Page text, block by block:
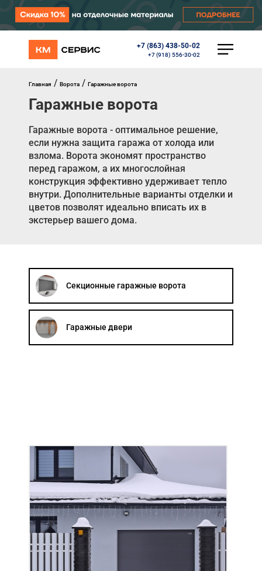
+7 (863) 438-50-02
+7 (918) 556-30-02
КАТАЛОГ
Перегрузочное оборудование
Шлагбаумы
Противопожарные ворота
Противопожарные шторы
Внешняя солнцезащита
Комплектующие
Маркизы
Окна, порталы, двери
Акции
Примеры работ
Ремонт
Отзывы
Контакты
Главная / Ворота / Гаражные ворота
Гаражные ворота
Гаражные ворота - оптимальное решение,
если нужна защита гаража от холода или
взлома. Ворота экономят пространство
перед гаражом, а их многослойная
конструкция эффективно удерживает тепло
внутри. Дополнительные варианты отделки и
цветов позволят идеально вписать их в
экстерьер вашего дома.
Секционные гаражные ворота
Гаражные двери